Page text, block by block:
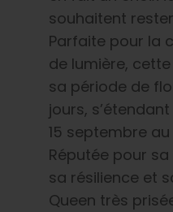
souhaitent
Parfaite pour la
de lumière,
sa période de
jours,
15 septembre
Réputée pour
sa résilience et
Queen très